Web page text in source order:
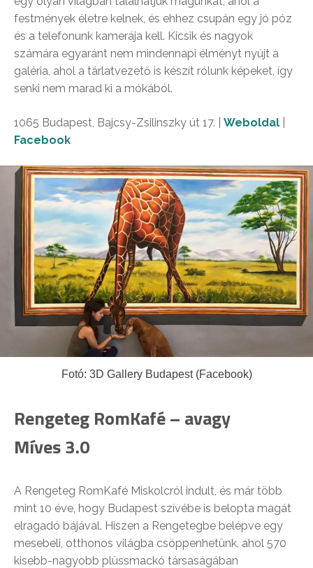
festmények életre kelnek, és ehhez csupán egy jó póz
és a telefonunk kamerája kell. Kicsik és nagyok
számára egyaránt nem mindennapi élményt nyújt a
galéria, ahol a tárlatvezető is készít rólunk képeket, így
senki nem marad ki a mókából.
1065 Budapest, Bajcsy-Zsilinszky út 17. | Weboldal
Facebook
Fotó: 3D Gallery Budapest (Facebook)
Rengeteg RomKafé – avagy
Míves 3.0
A Rengeteg RomKafé Miskolcról indult, és már több
mint 10 éve, hogy Budapest szívébe is belopta magát
elragadó bájával. Hiszen a Rengetegbe belépve egy
mesebeli, otthonos világba csöppenhetünk, ahol 570
kisebb-nagyobb plüssmackó társaságában